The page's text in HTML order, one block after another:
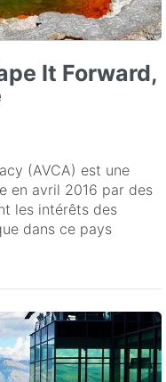
It Forward,
(AVCA) est une
en avril 2016 par des
les intérêts des
dans ce pays